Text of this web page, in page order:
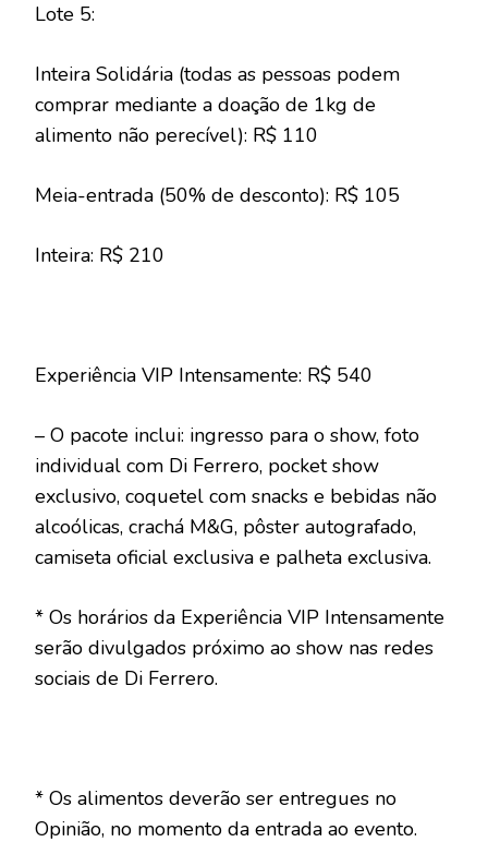
Lote 5:
Inteira Solidária (todas as pessoas podem
comprar mediante a doação de 1kg de
alimento não perecível): R$ 110
Meia-entrada (50% de desconto): R$ 105
Inteira: R$ 210
Experiência VIP Intensamente: R$ 540
– O pacote inclui: ingresso para o show, foto
individual com Di Ferrero, pocket show
exclusivo, coquetel com snacks e bebidas não
alcoólicas, crachá M&G, pôster autografado,
camiseta oficial exclusiva e palheta exclusiva.
* Os horários da Experiência VIP Intensamente
serão divulgados próximo ao show nas redes
sociais de Di Ferrero.
* Os alimentos deverão ser entregues no
Opinião, no momento da entrada ao evento.